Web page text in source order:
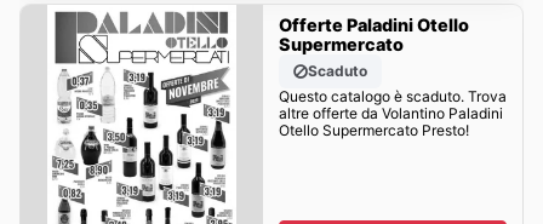
Offerte Paladini Otello
Supermercato
Scaduto
Questo catalogo è scaduto. Trova
altre offerte da Volantino Paladini
Otello Supermercato Presto!